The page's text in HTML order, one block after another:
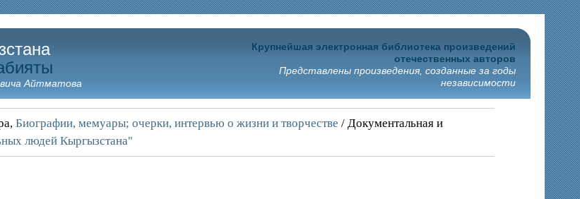
Айтматова
Крупнейшая электронная библиотека произведений
отечественных авторов
Представлены произведения, созданные за годы
независимости
Биографии, мемуары; очерки, интервью о жизни и творчестве / Документальная и
людей Кыргызстана"